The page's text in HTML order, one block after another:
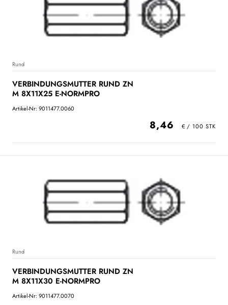
Rund
VERBINDUNGSMUTTER RUND ZN
M 8X11X25 E-NORMPRO
Artikel-Nr: 9011477.0060
8,46
Rund
VERBINDUNGSMUTTER RUND ZN
M 8X11X30 E-NORMPRO
Artikel-Nr: 9011477.0070